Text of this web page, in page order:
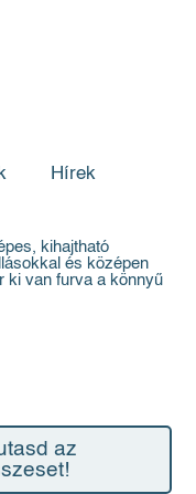
Hírek
kihajtható
és középen
ki van furva a könnyű
az